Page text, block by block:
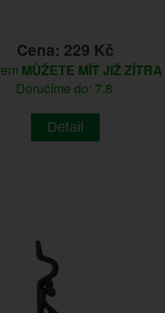
Cena: 229 Kč
MŮŽETE MÍT JIŽ ZÍTRA
Doručíme do: 7.8.
Detail